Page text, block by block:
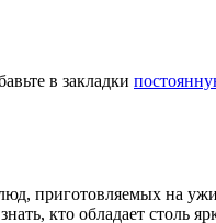
в закладки
приготовляемых на
кто обладает столь